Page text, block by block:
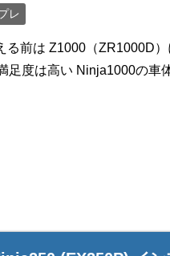
レ
る前は Z1000（ZR1000D
度は高い Ninja1000の車